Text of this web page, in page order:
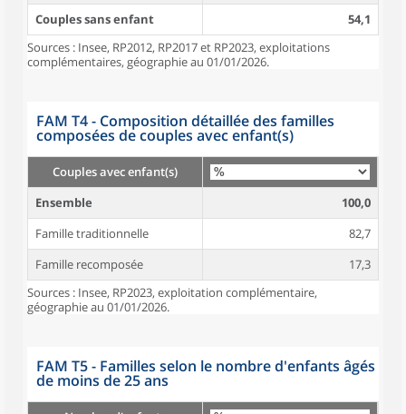
Couples sans enfant
54,1
Sources : Insee, RP2012, RP2017 et RP2023, exploitations
complémentaires, géographie au 01/01/2026.
FAM T4 - Composition détaillée des familles
composées de couples avec enfant(s)
Couples avec enfant(s)
Ensemble
100,0
Famille traditionnelle
82,7
Famille recomposée
17,3
Sources : Insee, RP2023, exploitation complémentaire,
géographie au 01/01/2026.
FAM T5 - Familles selon le nombre d'enfants âgés
de moins de 25 ans